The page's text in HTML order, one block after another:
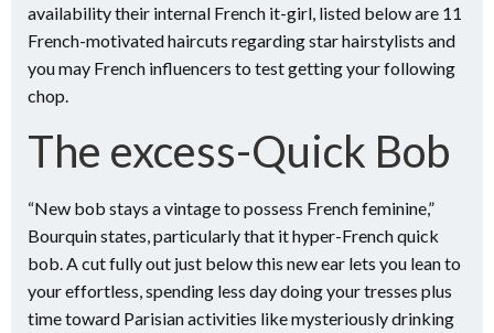
availability their internal French it-girl, listed below are 11
French-motivated haircuts regarding star hairstylists and
you may French influencers to test getting your following
chop.
The excess-Quick Bob
“New bob stays a vintage to possess French feminine,”
Bourquin states, particularly that it hyper-French quick
bob. A cut fully out just below this new ear lets you lean to
your effortless, spending less day doing your tresses plus
time toward Parisian activities like mysteriously drinking